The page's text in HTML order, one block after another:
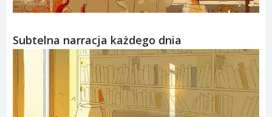
Subtelna narracja każdego dnia